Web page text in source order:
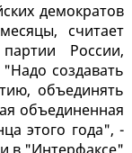
демократов
считает
партии России,
создавать
объединять
объединенная
этого года", -